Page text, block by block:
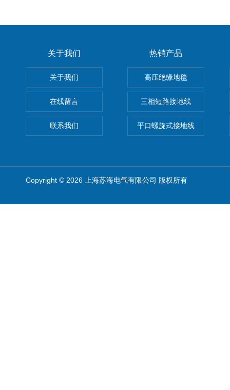
关于我们
关于我们
在线留言
联系我们
热销产品
高压绝缘地毯
三相短路接地线
平口螺旋式接地线
Copyright © 2026 上海苏海电气有限公司 版权所有